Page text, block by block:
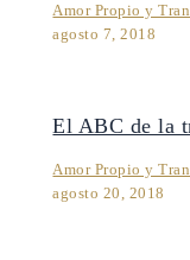
Amor Propio y
agosto 7, 2018
El ABC de la
Amor Propio y
agosto 20, 2018